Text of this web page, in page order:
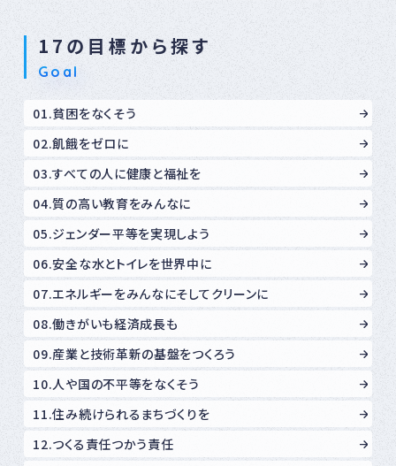
17の目標から探す
Goal
01.貧困をなくそう
02.飢餓をゼロに
03.すべての人に健康と福祉を
04.質の高い教育をみんなに
05.ジェンダー平等を実現しよう
06.安全な水とトイレを世界中に
07.エネルギーをみんなにそしてクリーンに
08.働きがいも経済成長も
09.産業と技術革新の基盤をつくろう
10.人や国の不平等をなくそう
11.住み続けられるまちづくりを
12.つくる責任つかう責任